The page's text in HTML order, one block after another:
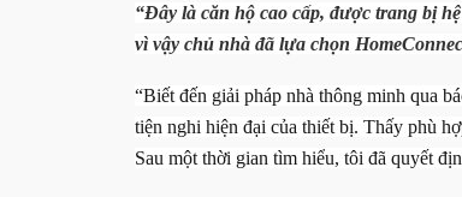
“Đây là căn hộ cao cấp, được trang bị
vì vậy chủ nhà đã lựa chọn
“Biết đến giải pháp nhà thông minh qua
tiện nghi hiện đại của thiết bị. Thấy phù
Sau một thời gian tìm hiểu, tôi đã quyết